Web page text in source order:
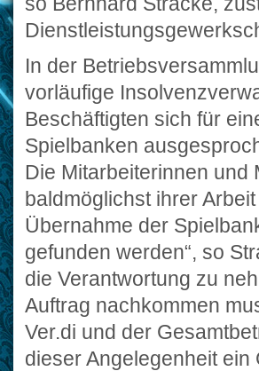
In der
vorläufige
Beschäftigten sich für
Spielbanken
Die Mitarbeiterinnen und
baldmöglichst ihrer
Übernahme der
gefunden werden“, so
die Verantwortung zu
Auftrag nachkommen
Ver.di und der
dieser Angelegenheit